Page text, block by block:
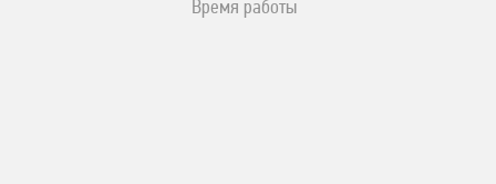
Время работы